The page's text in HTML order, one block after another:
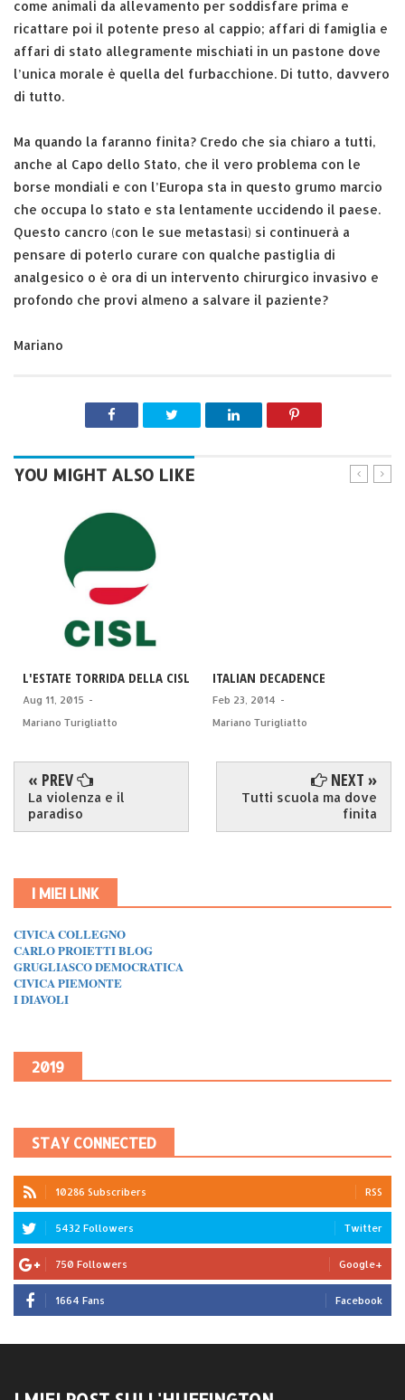
come animali da allevamento per soddisfare prima e
ricattare poi il potente preso al cappio; affari di famiglia e
affari di stato allegramente mischiati in un pastone dove
l’unica morale è quella del furbacchione. Di tutto, davvero
di tutto.
Ma quando la faranno finita? Credo che sia chiaro a tutti,
anche al Capo dello Stato, che il vero problema con le
borse mondiali e con l’Europa sta in questo grumo marcio
che occupa lo stato e sta lentamente uccidendo il paese.
Questo cancro (con le sue metastasi) si continuerà a
pensare di poterlo curare con qualche pastiglia di
analgesico o è ora di un intervento chirurgico invasivo e
profondo che provi almeno a salvare il paziente?
Mariano
YOU MIGHT ALSO LIKE
L'ESTATE TORRIDA DELLA CISL
Aug 11, 2015 -
Mariano Turigliatto
ITALIAN DECADENCE
Feb 23, 2014 -
Mariano Turigliatto
« PREV
La violenza e il
paradiso
NEXT »
Tutti scuola ma dove
finita
I MIEI LINK
CIVICA COLLEGNO
CARLO PROIETTI BLOG
GRUGLIASCO DEMOCRATICA
CIVICA PIEMONTE
I DIAVOLI
2019
STAY CONNECTED
10286 Subscribers RSS
5432 Followers Twitter
750 Followers Google+
1664 Fans Facebook